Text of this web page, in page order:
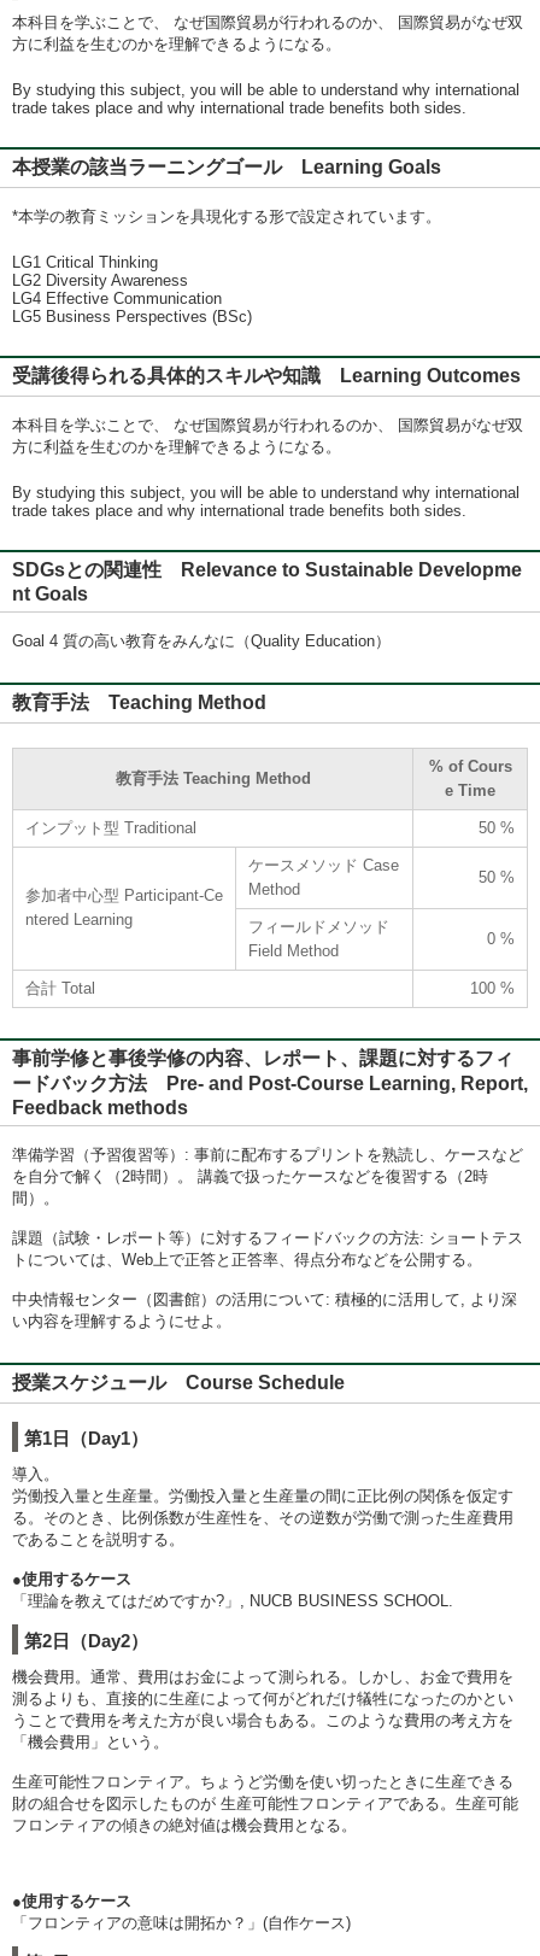
本科目を学ぶことで、 なぜ国際貿易が行われるのか、 国際貿易がなぜ双
方に利益を生むのかを理解できるようになる。
By studying this subject, you will be able to understand why international
trade takes place and why international trade benefits both sides.
本授業の該当ラーニングゴール Learning Goals
*本学の教育ミッションを具現化する形で設定されています。
LG1 Critical Thinking
LG2 Diversity Awareness
LG4 Effective Communication
LG5 Business Perspectives (BSc)
受講後得られる具体的スキルや知識 Learning Outcomes
本科目を学ぶことで、 なぜ国際貿易が行われるのか、 国際貿易がなぜ双
方に利益を生むのかを理解できるようになる。
By studying this subject, you will be able to understand why international
trade takes place and why international trade benefits both sides.
SDGsとの関連性 Relevance to Sustainable Developme
nt Goals
Goal 4 質の高い教育をみんなに（Quality Education）
教育手法 Teaching Method
教育手法 Teaching Method
% of Cours
e Time
インプット型 Traditional 50 %
参加者中心型 Participant-Ce
ntered Learning
ケースメソッド Case
Method
50 %
フィールドメソッド
Field Method
0 %
合計 Total 100 %
事前学修と事後学修の内容、レポート、課題に対するフィ
ードバック方法 Pre- and Post-Course Learning, Report,
Feedback methods
準備学習（予習復習等）: 事前に配布するプリントを熟読し、ケースなど
を自分で解く（2時間）。 講義で扱ったケースなどを復習する（2時
間）。
課題（試験・レポート等）に対するフィードバックの方法: ショートテス
トについては、Web上で正答と正答率、得点分布などを公開する。
中央情報センター（図書館）の活用について: 積極的に活用して, より深
い内容を理解するようにせよ。
授業スケジュール Course Schedule
第1日（Day1）
導入。
労働投入量と生産量。労働投入量と生産量の間に正比例の関係を仮定す
る。そのとき、比例係数が生産性を、その逆数が労働で測った生産費用
であることを説明する。
●使用するケース
「理論を教えてはだめですか?」, NUCB BUSINESS SCHOOL.
第2日（Day2）
機会費用。通常、費用はお金によって測られる。しかし、お金で費用を
測るよりも、直接的に生産によって何がどれだけ犠牲になったのかとい
うことで費用を考えた方が良い場合もある。このような費用の考え方を
「機会費用」という。
生産可能性フロンティア。ちょうど労働を使い切ったときに生産できる
財の組合せを図示したものが 生産可能性フロンティアである。生産可能
フロンティアの傾きの絶対値は機会費用となる。
●使用するケース
「フロンティアの意味は開拓か？」(自作ケース)